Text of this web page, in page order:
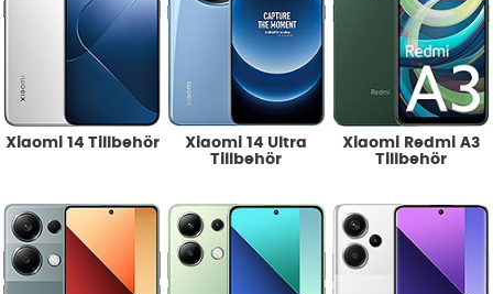
Xiaomi 14 Tillbehör
Xiaomi 14 Ultra
Tillbehör
Xiaomi Redmi A3
Tillbehör